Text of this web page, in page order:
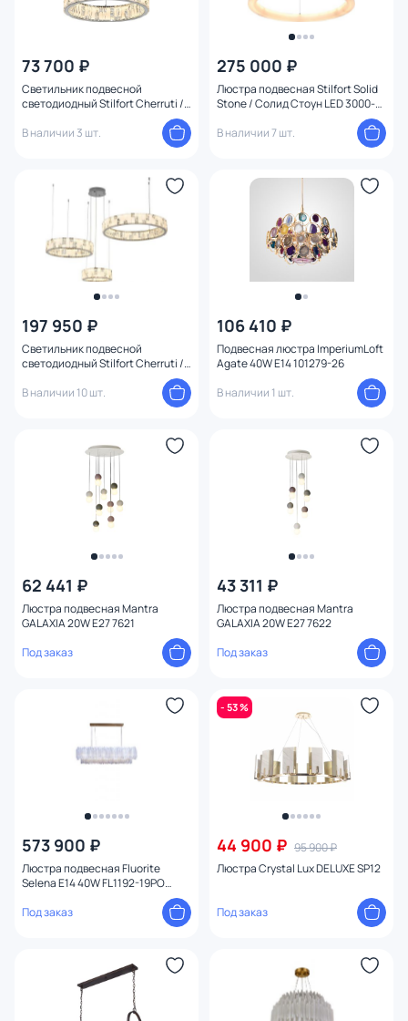
73 700 ₽
Светильник подвесной
светодиодный Stilfort Cherruti /
Черрути 60W LED 2800-6500К
(теплый, белый, холодный)
В наличии 3 шт.
275 000 ₽
Люстра подвесная Stilfort Solid
Stone / Солид Стоун LED 3000-
В наличии 7 шт.
197 950 ₽
Светильник подвесной
светодиодный Stilfort Cherruti /
Черрути 150W LED 2800-6500К
(теплый, белый, холодный)
В наличии 10 шт.
106 410 ₽
Подвесная люстра ImperiumLoft
Agate 40W E14 101279-26
В наличии 1 шт.
62 441 ₽
Люстра подвесная Mantra
GALAXIA 20W E27 7621
Под заказ
43 311 ₽
Люстра подвесная Mantra
GALAXIA 20W E27 7622
Под заказ
573 900 ₽
Люстра подвесная Fluorite
Selena E14 40W FL1192-19PO
Под заказ
- 53 %
44 900 ₽ 95 900 ₽
Люстра Crystal Lux DELUXE SP12
Под заказ